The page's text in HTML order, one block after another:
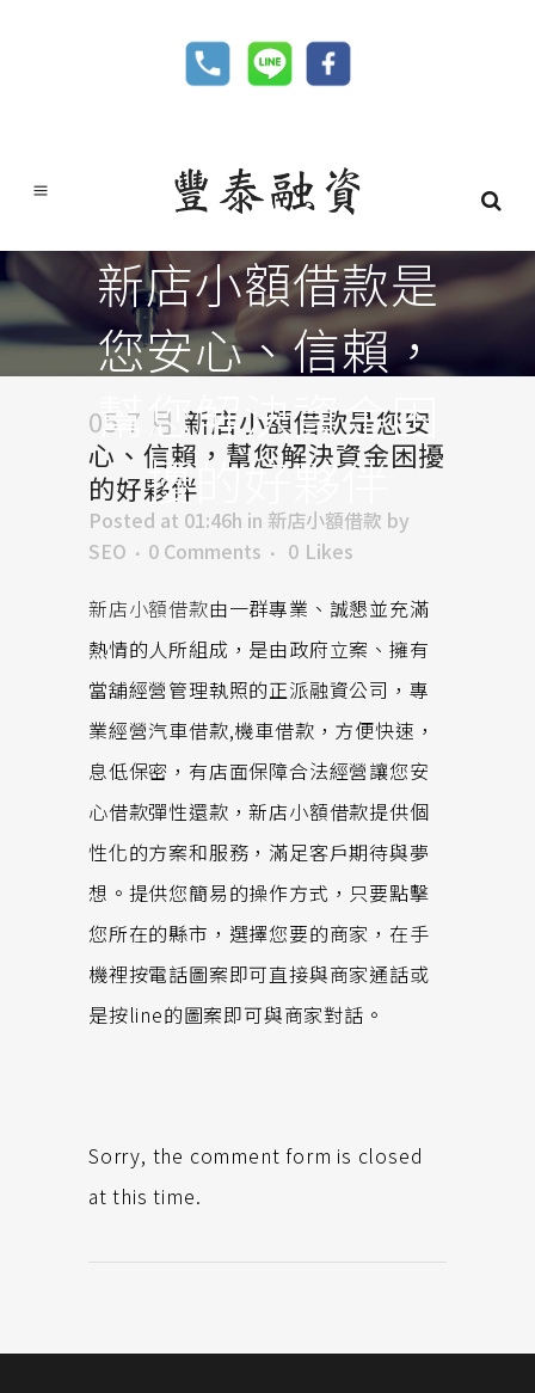
新店小額借款是
您安心、信賴，
幫您解決資金困
擾的好夥伴
05 7 月 新店小額借款是您安
心、信賴，幫您解決資金困擾
的好夥伴
Posted at 01:46h in 新店小額借款 by
SEO
0 Comments 0 Likes
新店小額借款由一群專業、誠懇並充滿
熱情的人所組成，是由政府立案、擁有
當舖經營管理執照的正派融資公司，專
業經營汽車借款,機車借款，方便快速，
息低保密，有店面保障合法經營讓您安
心借款彈性還款，新店小額借款提供個
性化的方案和服務，滿足客戶期待與夢
想。提供您簡易的操作方式，只要點擊
您所在的縣市，選擇您要的商家，在手
機裡按電話圖案即可直接與商家通話或
是按line的圖案即可與商家對話。
Sorry, the comment form is closed
at this time.